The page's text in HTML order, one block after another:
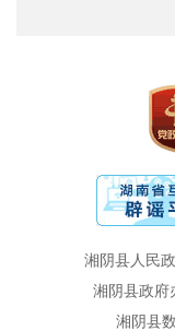
湘阴县人民
湘阴县政府
湘阴县